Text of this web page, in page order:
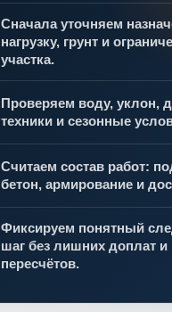
Сначала уточняем
нагрузку, грунт и
участка.
Проверяем воду, уклон,
техники и сезонные
Считаем состав работ:
бетон, армирование и
Фиксируем понятный
шаг без лишних доплат и
пересчётов.